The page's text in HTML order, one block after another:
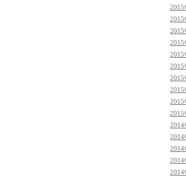
2015
2015
2015
2015
2015
2015
2015
2015
2015
2015
2014
2014
2014
2014
2014